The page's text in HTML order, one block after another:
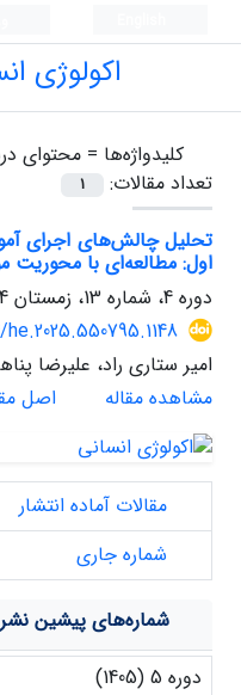
اکولوژی
کلیدواژه‌ها = محتوای
تعداد مقالات:
1
تحلیل چالش‌های اجرای
اول: مطالعه‌ای با محوریت
دوره 4، شماره 13، زمستان 1404، صفحه
he.2025.550795.1148
امیر ستاری راد، علیرضا
مشاهده مقاله
اصل
مقالات آماده انتشار
شماره جاری
شماره‌های پیشین
دوره 5 (1405)